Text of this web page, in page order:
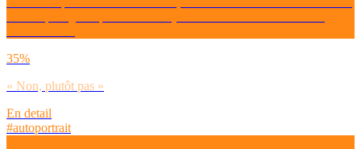
35%
« Non, plutôt pas »
En detail
#autoportrait